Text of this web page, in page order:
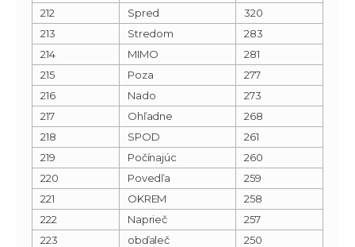
212 Spred
320
213
Stredom
283
214
MIMO
281
215
Poza
277
216
Nado
273
217
Ohľadne
268
218
SPOD
261
219
Počínajúc
260
220
Povedľa
259
221
OKREM
258
222
Naprieč
257
223
obďaleč
250